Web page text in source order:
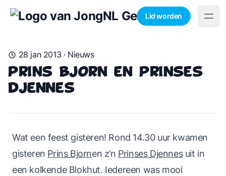
Lid worden
28 jan 2013 · Nieuws
Prins Bjorn en Prinses
Djennes
Wat een feest gisteren! Rond 14.30 uur kwamen
gisteren Prins Bjornen z’n Prinses Djennesuit in
een kolkende Blokhut. Iedereen was mooi